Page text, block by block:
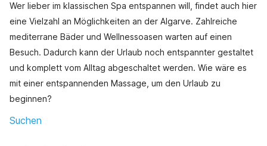
Wer lieber im klassischen Spa entspannen will, findet auch hier
eine Vielzahl an Möglichkeiten an der Algarve. Zahlreiche
mediterrane Bäder und Wellnessoasen warten auf einen
Besuch. Dadurch kann der Urlaub noch entspannter gestaltet
und komplett vom Alltag abgeschaltet werden. Wie wäre es
mit einer entspannenden Massage, um den Urlaub zu
beginnen?
Suchen